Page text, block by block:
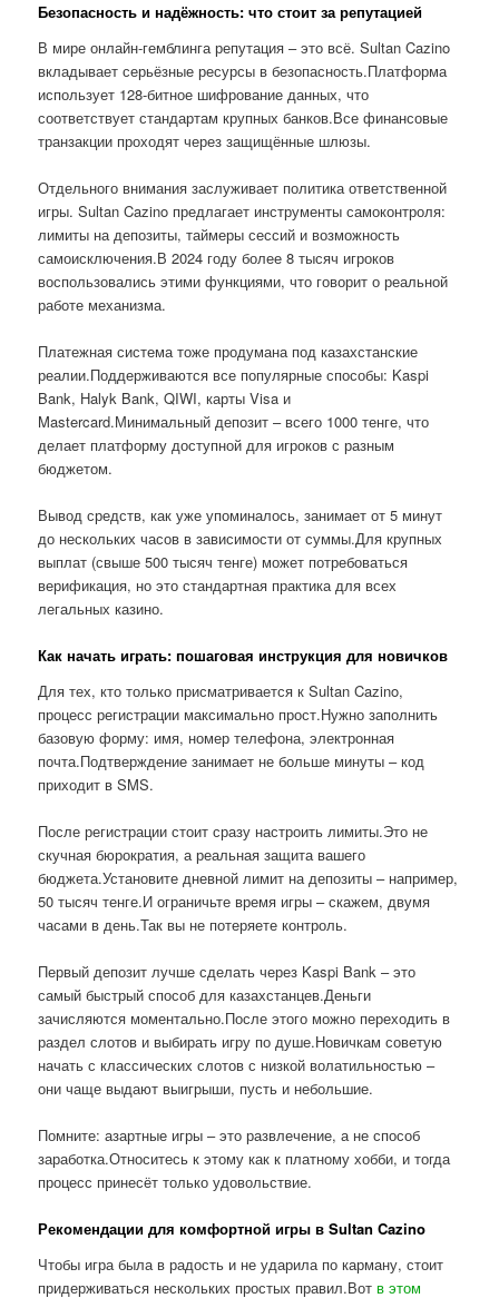
Безопасность и надёжность: что стоит за репутацией
В мире онлайн-гемблинга репутация – это всё. Sultan Cazino
вкладывает серьёзные ресурсы в безопасность.Платформа
использует 128-битное шифрование данных, что
соответствует стандартам крупных банков.Все финансовые
транзакции проходят через защищённые шлюзы.
Отдельного внимания заслуживает политика ответственной
игры. Sultan Cazino предлагает инструменты самоконтроля:
лимиты на депозиты, таймеры сессий и возможность
самоисключения.В 2024 году более 8 тысяч игроков
воспользовались этими функциями, что говорит о реальной
работе механизма.
Платежная система тоже продумана под казахстанские
реалии.Поддерживаются все популярные способы: Kaspi
Bank, Halyk Bank, QIWI, карты Visa и
Mastercard.Минимальный депозит – всего 1000 тенге, что
делает платформу доступной для игроков с разным
бюджетом.
Вывод средств, как уже упоминалось, занимает от 5 минут
до нескольких часов в зависимости от суммы.Для крупных
выплат (свыше 500 тысяч тенге) может потребоваться
верификация, но это стандартная практика для всех
легальных казино.
Как начать играть: пошаговая инструкция для новичков
Для тех, кто только присматривается к Sultan Cazino,
процесс регистрации максимально прост.Нужно заполнить
базовую форму: имя, номер телефона, электронная
почта.Подтверждение занимает не больше минуты – код
приходит в SMS.
После регистрации стоит сразу настроить лимиты.Это не
скучная бюрократия, а реальная защита вашего
бюджета.Установите дневной лимит на депозиты – например,
50 тысяч тенге.И ограничьте время игры – скажем, двумя
часами в день.Так вы не потеряете контроль.
Первый депозит лучше сделать через Kaspi Bank – это
самый быстрый способ для казахстанцев.Деньги
зачисляются моментально.После этого можно переходить в
раздел слотов и выбирать игру по душе.Новичкам советую
начать с классических слотов с низкой волатильностью –
они чаще выдают выигрыши, пусть и небольшие.
Помните: азартные игры – это развлечение, а не способ
заработка.Относитесь к этому как к платному хобби, и тогда
процесс принесёт только удовольствие.
Рекомендации для комфортной игры в Sultan Cazino
Чтобы игра была в радость и не ударила по карману, стоит
придерживаться нескольких простых правил.Вотв этом